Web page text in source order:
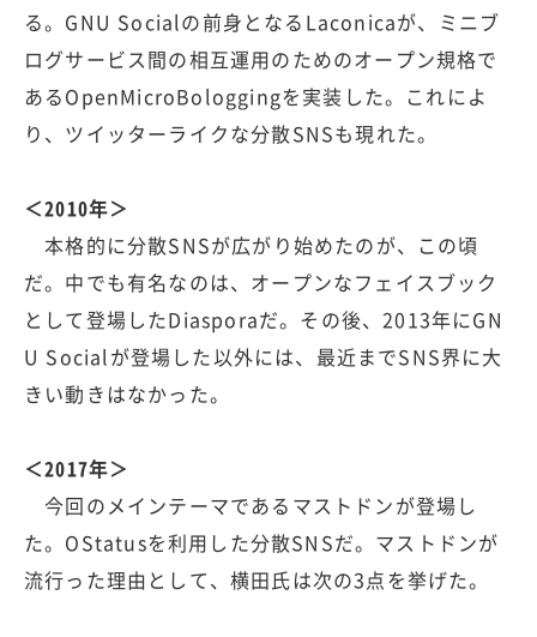
る。GNU Socialの前身となるLaconicaが、ミニブ
ログサービス間の相互運用のためのオープン規格で
あるOpenMicroBologgingを実装した。これによ
り、ツイッターライクな分散SNSも現れた。
＜2010年＞
本格的に分散SNSが広がり始めたのが、この頃
だ。中でも有名なのは、オープンなフェイスブック
として登場したDiasporaだ。その後、2013年にGN
U Socialが登場した以外には、最近までSNS界に大
きい動きはなかった。
＜2017年＞
今回のメインテーマであるマストドンが登場し
た。OStatusを利用した分散SNSだ。マストドンが
流行った理由として、横田氏は次の3点を挙げた。